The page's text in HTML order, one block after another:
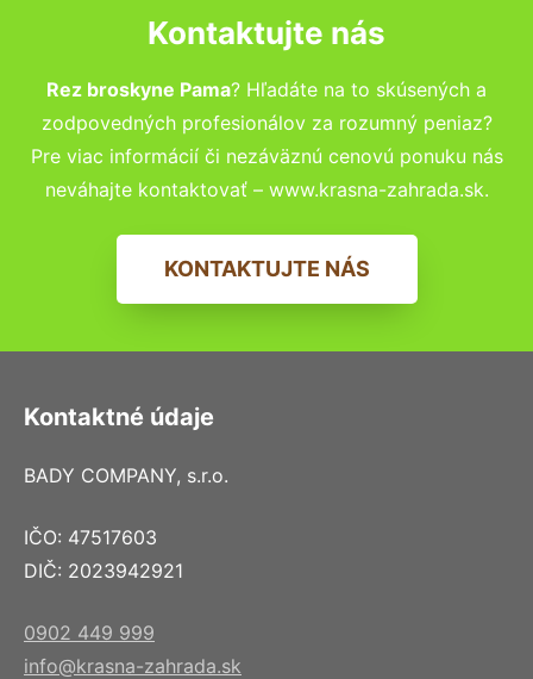
Kontaktujte nás
Rez broskyne Pama? Hľadáte na to skúsených a
zodpovedných profesionálov za rozumný peniaz?
Pre viac informácií či nezáväznú cenovú ponuku nás
neváhajte kontaktovať – www.krasna-zahrada.sk.
KONTAKTUJTE NÁS
Kontaktné údaje
BADY COMPANY, s.r.o.
IČO: 47517603
DIČ: 2023942921
0902 449 999
info@krasna-zahrada.sk